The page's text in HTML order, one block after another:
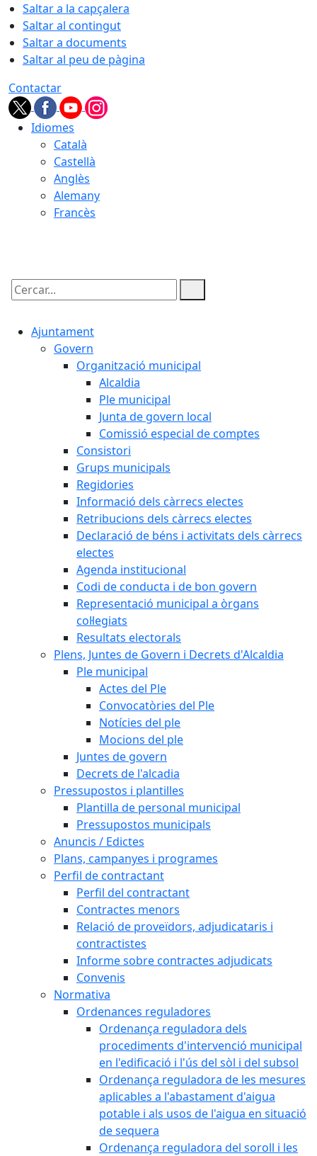
Saltar a la capçalera
Saltar al contingut
Saltar a documents
Saltar al peu de pàgina
Contactar
Idiomes
Català
Castellà
Anglès
Alemany
Francès
Cercar:
Ajuntament
Govern
Organització municipal
Alcaldia
Ple municipal
Junta de govern local
Comissió especial de comptes
Consistori
Grups municipals
Regidories
Informació dels càrrecs electes
Retribucions dels càrrecs electes
Declaració de béns i activitats dels càrrecs
electes
Agenda institucional
Codi de conducta i de bon govern
Representació municipal a òrgans
col·legiats
Resultats electorals
Plens, Juntes de Govern i Decrets d'Alcaldia
Ple municipal
Actes del Ple
Convocatòries del Ple
Notícies del ple
Mocions del ple
Juntes de govern
Decrets de l'alcadia
Pressupostos i plantilles
Plantilla de personal municipal
Pressupostos municipals
Anuncis / Edictes
Plans, campanyes i programes
Perfil de contractant
Perfil del contractant
Contractes menors
Relació de proveïdors, adjudicataris i
contractistes
Informe sobre contractes adjudicats
Convenis
Normativa
Ordenances reguladores
Ordenança reguladora dels
procediments d'intervenció municipal
en l'edificació i l'ús del sòl i del subsol
Ordenança reguladora de les mesures
aplicables a l'abastament d'aigua
potable i als usos de l'aigua en situació
de sequera
Ordenança reguladora del soroll i les